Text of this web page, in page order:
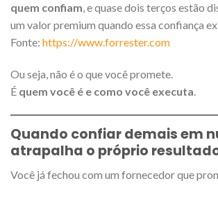
quem confiam, e quase dois terços estão
um valor premium quando essa confiança
Fonte: https://www.forrester.com
Ou seja, não é o que você promete.
É quem você é e como você executa.
Quando confiar demais em
atrapalha o próprio
Você já fechou com um fornecedor que